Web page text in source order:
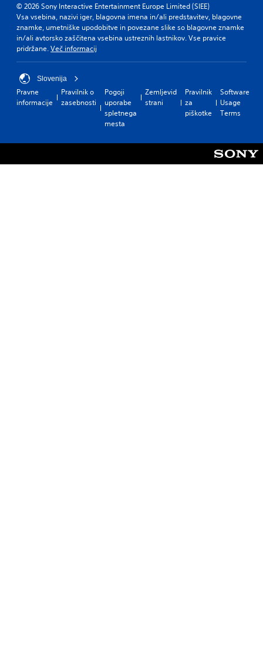
© 2026 Sony Interactive Entertainment Europe Limited (SIEE)
Vsa vsebina, nazivi iger, blagovna imena in/ali predstavitev, blagovne
znamke, umetniške upodobitve in povezane slike so blagovne znamke
in/ali avtorsko zaščitena vsebina ustreznih lastnikov. Vse pravice
pridržane.Več informacij
Slovenija
Pravne
informacije
Pravilnik o
zasebnosti
Pogoji
uporabe
spletnega
mesta
Zemljevid
strani
Pravilnik
za
piškotke
Software
Usage
Terms